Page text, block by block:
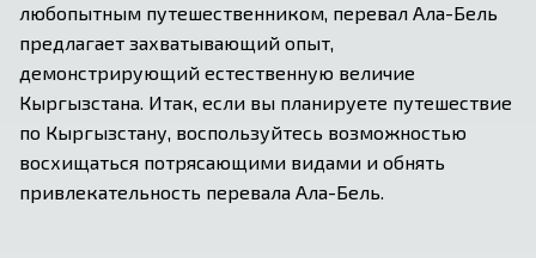
любопытным путешественником, перевал Ала-Бель
предлагает захватывающий опыт,
демонстрирующий естественную величие
Кыргызстана. Итак, если вы планируете путешествие
по Кыргызстану, воспользуйтесь возможностью
восхищаться потрясающими видами и обнять
привлекательность перевала Ала-Бель.